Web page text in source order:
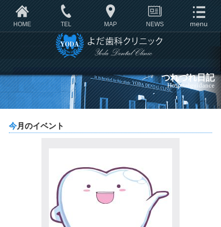
HOME TEL MAP NEWS
つれづれ日記
Hospitalguidance
今月のイベント